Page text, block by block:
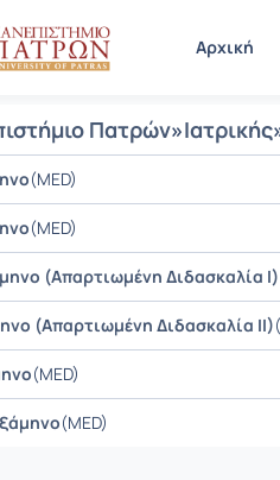
Αρχική
Πατρών»Ιατρικής
(MED)
(MED)
(Απαρτιωμένη Διδασκαλία Ι)
(Απαρτιωμένη Διδασκαλία ΙΙ)
(MED)
(MED)